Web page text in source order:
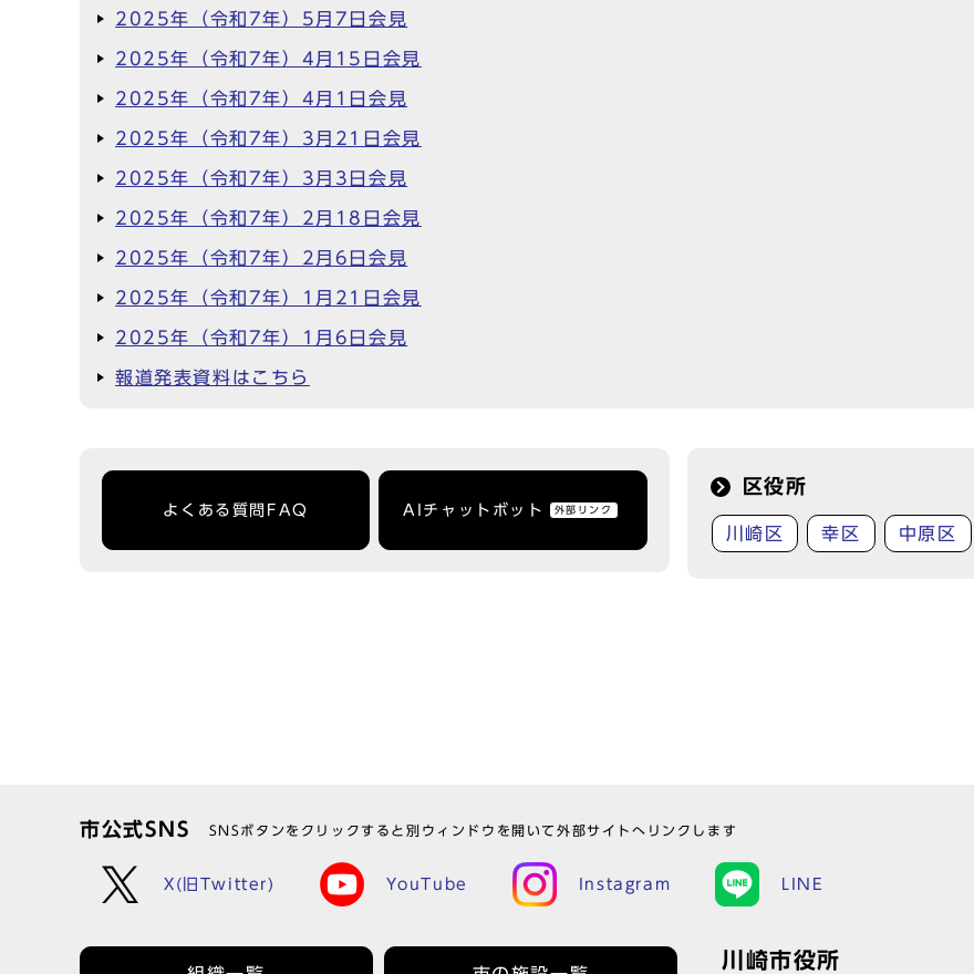
2025年（令和7年）5月7日会見
2025年（令和7年）4月15日会見
2025年（令和7年）4月1日会見
2025年（令和7年）3月21日会見
2025年（令和7年）3月3日会見
2025年（令和7年）2月18日会見
2025年（令和7年）2月6日会見
2025年（令和7年）1月21日会見
2025年（令和7年）1月6日会見
報道発表資料はこちら
よくある質問FAQ AIチャットボット 外部リンク
区役所
川崎区 幸区 中原区
市公式SNS SNSボタンをクリックすると別ウィンドウを開いて外部サイトへリンクします
X(旧Twitter) YouTube Instagram LINE
川崎市役所